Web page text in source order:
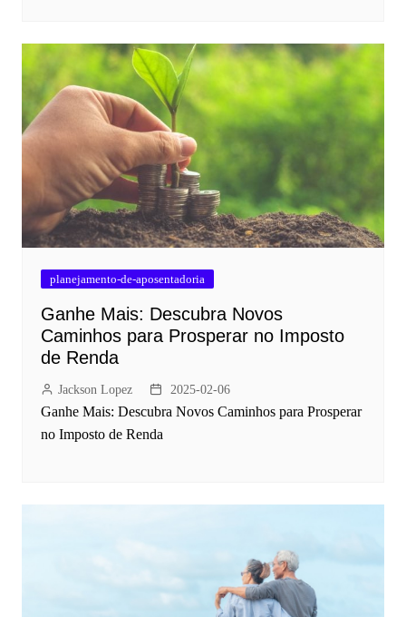
planejamento-de-aposentadoria
Ganhe Mais: Descubra Novos
Caminhos para Prosperar no Imposto
de Renda
Jackson Lopez 2025-02-06
Ganhe Mais: Descubra Novos Caminhos para Prosperar
no Imposto de Renda